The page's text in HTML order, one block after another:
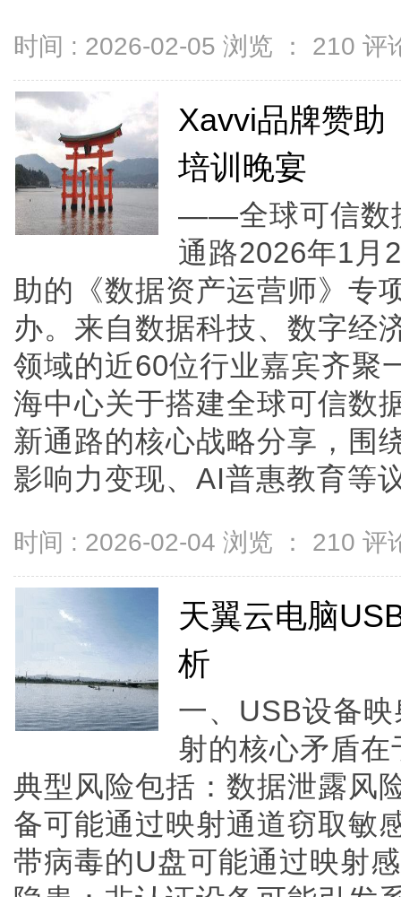
时间 : 2026-02-05 浏览 ： 210 评
Xavvi品牌赞助
培训晚宴
——全球可信数
通路2026年1月
助的《数据资产运营师》专
办。来自数据科技、数字经
领域的近60位行业嘉宾齐聚
海中心关于搭建全球可信数
新通路的核心战略分享，围
影响力变现、AI普惠教育等
时间 : 2026-02-04 浏览 ： 210 评
天翼云电脑
析
一、USB设备
射的核心矛盾
典型风险包括：数据泄露风
备可能通过映射通道窃取敏
带病毒的U盘可能通过映射